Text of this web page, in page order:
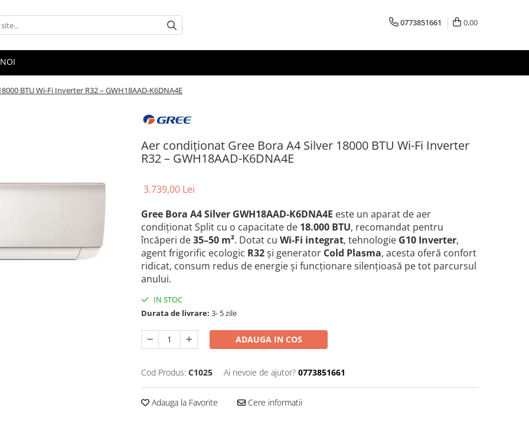
0773851661 0,00
BTU Wi-Fi Inverter R32 – GWH18AAD-K6DNA4E
Aer condiționat Gree Bora A4 Silver 18000 BTU Wi-Fi Inverter
R32 – GWH18AAD-K6DNA4E
3.739,00 Lei
Gree Bora A4 Silver GWH18AAD-K6DNA4E este un aparat de aer
condiționat Split cu o capacitate de 18.000 BTU, recomandat pentru
încăperi de35–50 m². Dotat cu Wi-Fi integrat, tehnologie G10 Inverter,
agent frigorific ecologic R32și generator Cold Plasma, acesta oferă confort
ridicat, consum redus de energie și funcționare silențioasă pe tot parcursul
anului.
IN STOC
Durata de livrare: 3- 5 zile
ADAUGA IN COS
Cod Produs: C1025 Ai nevoie de ajutor? 0773851661
Adauga la Favorite Cere informatii